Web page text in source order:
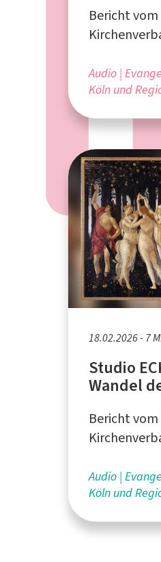
Bericht
Audio
Köln und
18.02.2026 - 7
Studio
Wandel
Bericht
Audio
Köln und